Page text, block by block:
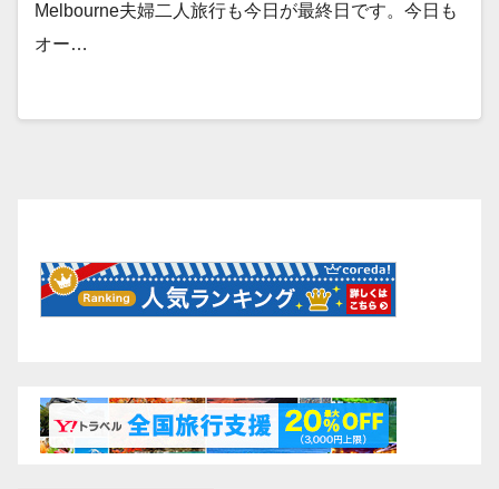
Melbourne夫婦二人旅行も今日が最終日です。今日も
オー…